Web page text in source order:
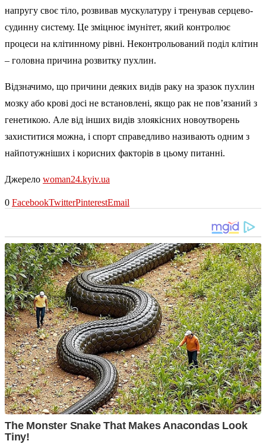
напругу своє тіло, розвивав мускулатуру і тренував серцево-
судинну систему. Це зміцнює імунітет, який контролює
процеси на клітинному рівні. Неконтрольований поділ клітин
– головна причина розвитку пухлин.
Відзначимо, що причини деяких видів раку на зразок пухлин
мозку або крові досі не встановлені, якщо рак не пов’язаний з
генетикою. Але від інших видів злоякісних новоутворень
захиститися можна, і спорт справедливо називають одним з
найпотужніших і корисних факторів в цьому питанні.
Джерело woman24.kyiv.ua
0 FacebookTwitterPinterestEmail